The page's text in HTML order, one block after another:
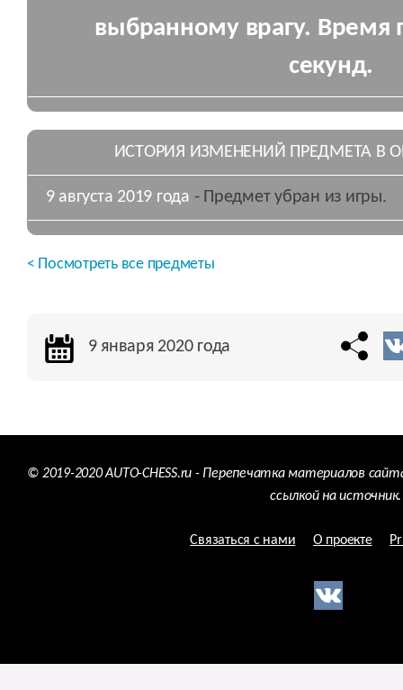
выбранному врагу. Время
секунд.
ИСТОРИЯ ИЗМЕНЕНИЙ ПРЕДМЕТА В
9 августа 2019 года - Предмет убран из игры.
< Посмотреть все предметы
9 января 2020 года
© 2019-2020 AUTO-CHESS.ru - Перепечатка материалов
ссылкой на источник.
Связаться с нами О проекте